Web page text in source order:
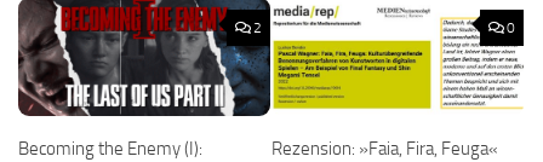
2
Becoming the Enemy (I):
0
Rezension: »Faia, Fira, Feuga«